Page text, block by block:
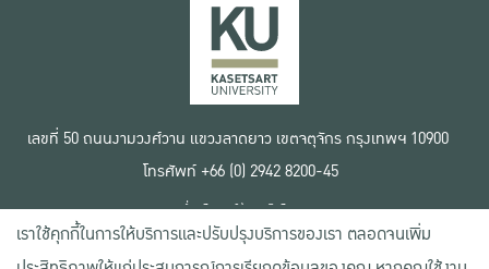
เลขที่ 50 ถนนงามวงศ์วาน แขวงลาดยาว เขตจตุจักร กรุงเทพฯ 10900
โทรศัพท์ +66 (0) 2942 8200-45
เงื่อนไขการใช้งานเว็บไซต์
ข้อตกลงด้านสิทธิ์ใช้งาน
นโยบายความเป็นส่วนตัว
เราใช้คุกกี้ในการให้บริการและปรับปรุงบริการของเรา ตลอดจนเพิ่ม